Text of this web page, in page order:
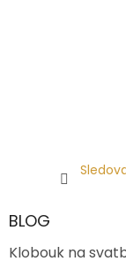
BLOG
Klobouk na